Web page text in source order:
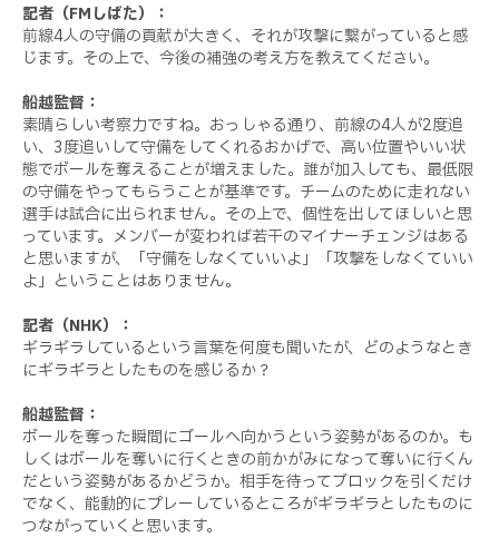
記者（FMしばた）：
前線4人の守備の貢献が大きく、それが攻撃に繋がっていると感
じます。その上で、今後の補強の考え方を教えてください。
船越監督：
素晴らしい考察力ですね。おっしゃる通り、前線の4人が2度追
い、3度追いして守備をしてくれるおかげで、高い位置やいい状
態でボールを奪えることが増えました。誰が加入しても、最低限
の守備をやってもらうことが基準です。チームのために走れない
選手は試合に出られません。その上で、個性を出してほしいと思
っています。メンバーが変われば若干のマイナーチェンジはある
と思いますが、「守備をしなくていいよ」「攻撃をしなくていい
よ」ということはありません。
記者（NHK）：
ギラギラしているという言葉を何度も聞いたが、どのようなとき
にギラギラとしたものを感じるか？
船越監督：
ボールを奪った瞬間にゴールへ向かうという姿勢があるのか。も
しくはボールを奪いに行くときの前かがみになって奪いに行くん
だという姿勢があるかどうか。相手を待ってブロックを引くだけ
でなく、能動的にプレーしているところがギラギラとしたものに
つながっていくと思います。